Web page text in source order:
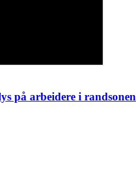
på arbeidere i randsonen